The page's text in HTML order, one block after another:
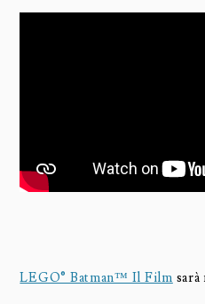
LEGO® Batman™ Il Film